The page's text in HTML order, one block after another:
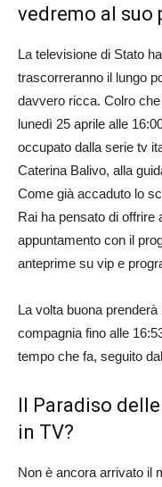
vedremo al suo
La televisione di Stato
trascorreranno il lungo
davvero ricca. Colro
lunedì 25 aprile alle
occupato dalla serie tv
Caterina Balivo, alla
Come già accaduto lo
Rai ha pensato di offrire
appuntamento con il
anteprime su vip e
La volta buona
compagnia fino alle
tempo che fa, seguito
Il Paradiso
in TV?
Non è ancora arrivato il